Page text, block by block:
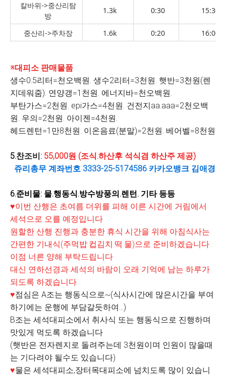
칼바위->중산리탐
방
1.3k 0:30
중산리->주차장 1.6k 0:20
※대피소 판매물품
생수0.5리터=천오백원. 생수2리터=3천원. 햇반=3천원(렌
지데워줌). 연양갱=1천원. 에너지바=천오백원.
부탄가스=2천원. epi가스=4천원. 건전지aa.aaa=2천오백
원. 우의=2천원. 아이젠=4천원.
헤드렌턴=1만8천원. 이온음료(분말)=2천원. 베어벨=8천원
5.찬조비: 55,000원 (조식.하산후 석식겸 하산주 제공)
쥬리총무 계좌번호 3333-25-5174586 카카오뱅크 김애경
6.준비물: 물.행동식.방수방풍의.렌턴. 기타 등등
♥이번 산행은 초여름 더위를 피해 이른 시간에 거림에서
세석으로 오를 예정입니다
원할한 산행 진행과 충분한 휴식 시간을 위해 아침식사는
간편한 기내식(주먹밥.컵김치.떡.물)으로 준비하겠습니다.
이점 너른 양해 부탁드립니다
대신 연하선경과 세석의 바람이 오래 기억에 남는 하루가
되도록 하겠습니다
♥점심은 A조는 행동식으로~(식사시간에 많은시간을 부여
하기에는 운행에 부담갈듯하여...)
B조는 세석대피소에서 취사식 또는 행동식으로 진행하며
맛있게 먹도록 하겠습니다
(햇반은 전자렌지로 돌려주는데 3천원이며 인원이 많을때
는 기다려야 될수도 있습니다)
♥물은 세석대피소,장터목대피소에 넘치도록 많이 있습니